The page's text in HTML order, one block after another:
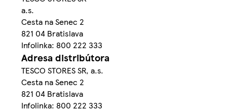
a.s.
Cesta na Senec 2
821 04 Bratislava
Infolinka: 800 222 333
Adresa distribútora
TESCO STORES SR, a.s.
Cesta na Senec 2
821 04 Bratislava
Infolinka: 800 222 333